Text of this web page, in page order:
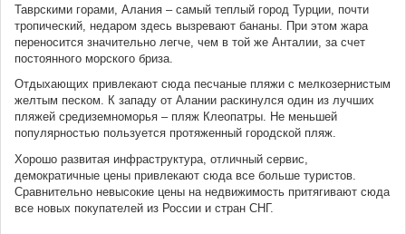
Таврскими горами, Алания – самый теплый город Турции, почти
тропический, недаром здесь вызревают бананы. При этом жара
переносится значительно легче, чем в той же Анталии, за счет
постоянного морского бриза.
Отдыхающих привлекают сюда песчаные пляжи с мелкозернистым
желтым песком. К западу от Алании раскинулся один из лучших
пляжей средиземноморья – пляж Клеопатры. Не меньшей
популярностью пользуется протяженный городской пляж.
Хорошо развитая инфраструктура, отличный сервис,
демократичные цены привлекают сюда все больше туристов.
Сравнительно невысокие цены на недвижимость притягивают сюда
все новых покупателей из России и стран СНГ.